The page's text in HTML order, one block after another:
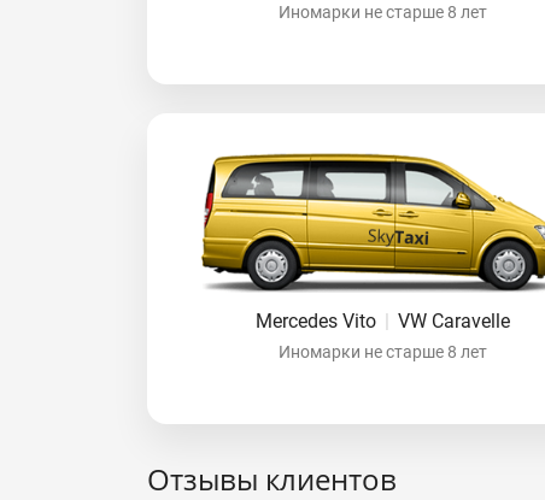
Иномарки не старше 8 лет
Mercedes Vito | VW Caravelle
Иномарки не старше 8 лет
Отзывы клиентов